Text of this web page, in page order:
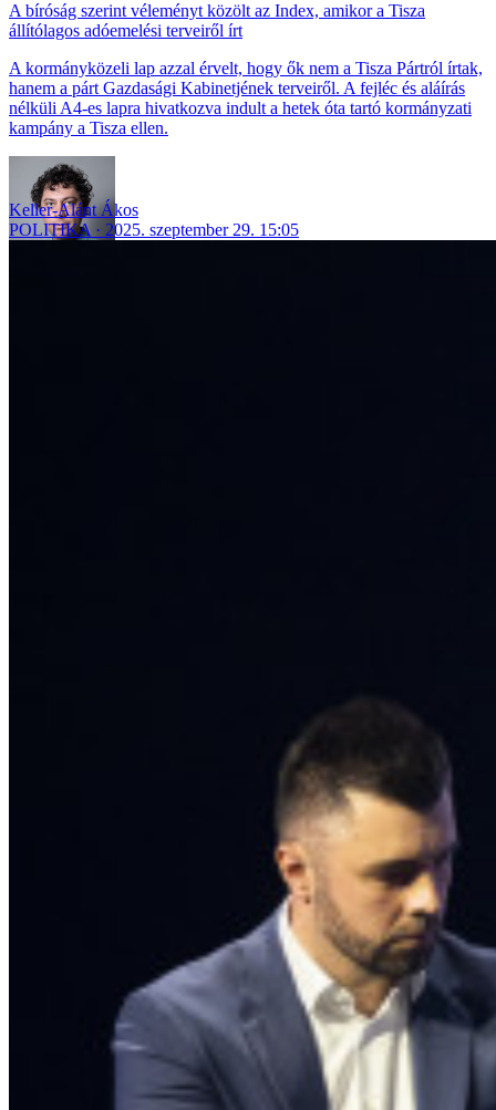
A bíróság szerint véleményt közölt az Index, amikor a Tisza
állítólagos adóemelési terveiről írt
A kormányközeli lap azzal érvelt, hogy ők nem a Tisza Pártról írtak,
hanem a párt Gazdasági Kabinetjének terveiről. A fejléc és aláírás
nélküli A4-es lapra hivatkozva indult a hetek óta tartó kormányzati
kampány a Tisza ellen.
Keller-Alánt Ákos
POLITIKA
2025. szeptember 29. 15:05